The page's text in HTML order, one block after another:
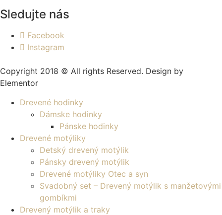
Sledujte nás
Facebook
Instagram
Copyright 2018 © All rights Reserved. Design by
Elementor
Drevené hodinky
Dámske hodinky
Pánske hodinky
Drevené motýliky
Detský drevený motýlik
Pánsky drevený motýlik
Drevené motýliky Otec a syn
Svadobný set – Drevený motýlik s manžetovými
gombíkmi
Drevený motýlik a traky